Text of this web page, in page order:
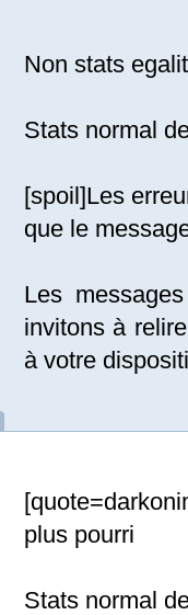
Non stats
Stats normal
[spoil]Les
que le
Les
invitons à
à votre
plus pourri
Stats normal